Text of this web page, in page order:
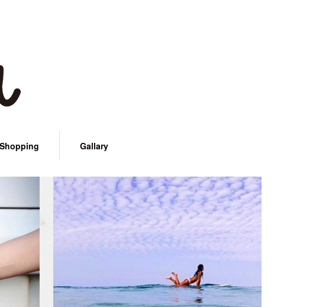
Shopping Gallary